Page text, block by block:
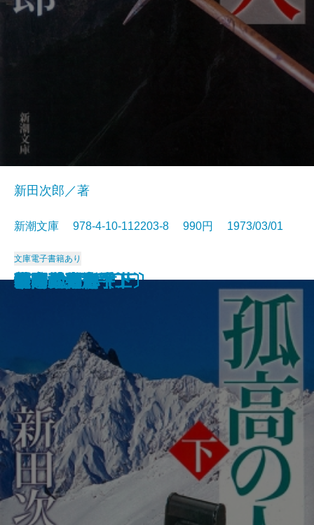
西郷と大久保
惜別
冬の旅
気まぐれ指数
新史 太閤記〔上〕
新史 太閤記〔下〕
塩狩峠
砂の器〔下〕
砂の器〔上〕
孤高の人〔上〕
新田次郎／著
新潮文庫 978-4-10-112203-8 990円 1973/03/01
文庫電子書籍あり
孤高の人〔下〕
山本五十六〔上〕
山本五十六〔下〕
谷間の百合
時間の習俗
二十世紀旗手
額田女王
影の地帯
グッド・バイ
ひとごろし